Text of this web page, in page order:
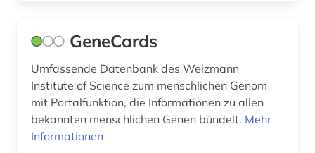
GeneCards
Umfassende Datenbank des Weizmann
Institute of Science zum menschlichen Genom
mit Portalfunktion, die Informationen zu allen
bekannten menschlichen Genen bündelt. Mehr
Informationen